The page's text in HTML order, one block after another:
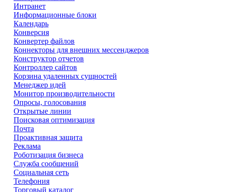
Интранет
Информационные блоки
Календарь
Конверсия
Конвертер файлов
Коннекторы для внешних мессенджеров
Конструктор отчетов
Контроллер сайтов
Корзина удаленных сущностей
Менеджер идей
Монитор производительности
Опросы, голосования
Открытые линии
Поисковая оптимизация
Почта
Проактивная защита
Реклама
Роботизация бизнеса
Служба сообщений
Социальная сеть
Телефония
Торговый каталог